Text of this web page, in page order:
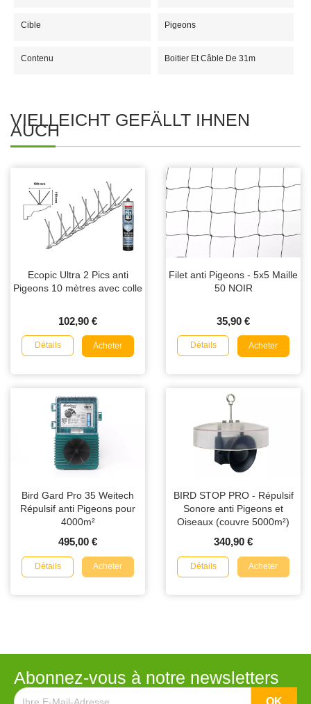
Cible Pigeons
Contenu Boitier Et Câble De 31m
VIELLEICHT GEFÄLLT IHNEN
AUCH
Ecopic Ultra 2 Pics anti
Pigeons 10 mètres avec colle
102,90 €
Détails Acheter
Filet anti Pigeons - 5x5 Maille
50 NOIR
35,90 €
Détails Acheter
Bird Gard Pro 35 Weitech
Répulsif anti Pigeons pour
4000m²
495,00 €
Détails Acheter
BIRD STOP PRO - Répulsif
Sonore anti Pigeons et
Oiseaux (couvre 5000m²)
340,90 €
Détails Acheter
Abonnez-vous à notre newsletters